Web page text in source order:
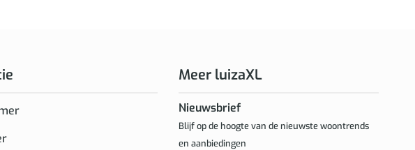
Meer luizaXL
Nieuwsbrief
Blijf op de hoogte van de nieuwste woontrends
en aanbiedingen